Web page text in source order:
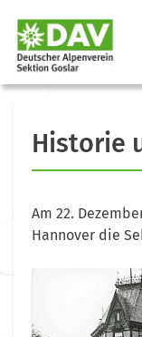
Historie
Am 22.
Hannover die